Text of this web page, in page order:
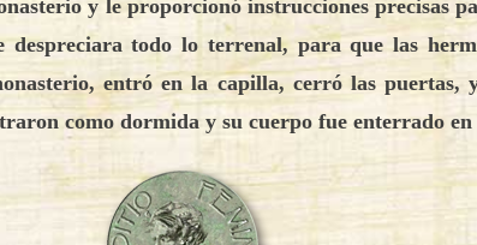
y le proporcionó instrucciones precisas
despreciara todo lo terrenal, para que las
entró en la capilla, cerró las
como dormida y su cuerpo fue enterrado